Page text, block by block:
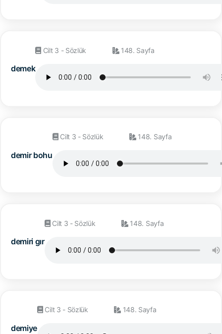
demek
Cilt 3 - Sözlük 148. Sayfa
demir bohu
Cilt 3 - Sözlük 148. Sayfa
demiri gır
Cilt 3 - Sözlük 148. Sayfa
demiye
Cilt 3 - Sözlük 148. Sayfa